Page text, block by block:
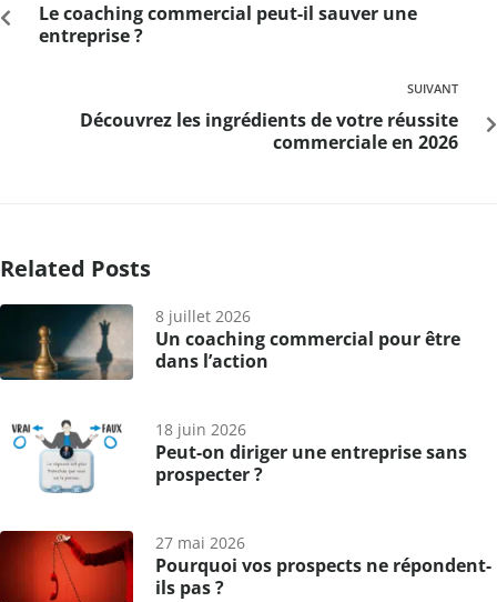
Le coaching commercial peut-il sauver une
entreprise ?
SUIVANT
Découvrez les ingrédients de votre réussite
commerciale en 2026
Related Posts
8 juillet 2026
Un coaching commercial pour être
dans l’action
18 juin 2026
Peut-on diriger une entreprise sans
prospecter ?
27 mai 2026
Pourquoi vos prospects ne répondent-
ils pas ?